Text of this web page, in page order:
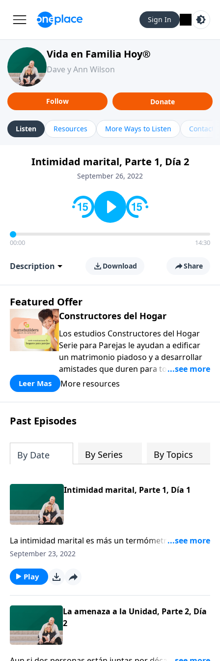
Sign In
Vida en Familia Hoy®
Dave y Ann Wilson
Follow Donate
Listen Resources More Ways to Listen Contact
Intimidad marital, Parte 1, Día 2
September 26, 2022
00:00 14:30
Description Download Share
Featured Offer
Constructores del Hogar
Los estudios Constructores del Hogar
Serie para Parejas le ayudan a edificar
un matrimonio piadoso y a desarrollar
amistades que duren para toda la vida.
¡Únase a uno de los estudios de grupos
a casa los principios de la Palabra de
Dios para compartirlos con su familia,
su iglesia y su comunidad!
Leer Mas More resources
Past Episodes
By Date By Series By Topics
Intimidad marital, Parte 1, Día 1
La intimidad marital es más un termómetro que un
termostato. Es una indicación de su relación entre
sobre algunos de los factores mentales y físicos que
pueden afectar la intimidad en el matrimonio.
September 23, 2022
Play
La amenaza a la Unidad, Parte 2, Día
2